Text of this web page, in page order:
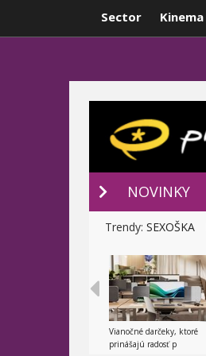
Sector Kinema
NOVINKY
Trendy: SEXOŠKA
Vianočné darčeky, ktoré
prinášajú radosť p